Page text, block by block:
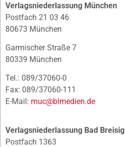
Verlagsniederlassung München
Postfach 21 03 46
80673 München
Garmischer Straße 7
80339 München
Tel.: 089/37060-0
Fax: 089/37060-111
E-Mail: muc@blmedien.de
Verlagsniederlassung Bad Breisig
Postfach 1363